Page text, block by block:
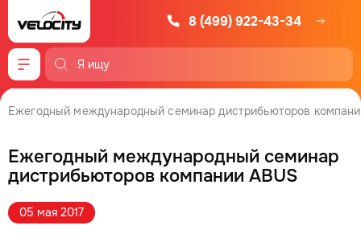
8 (499) 922-43-34
Меню
Ежегодный международный семинар дистрибьюторов
Ежегодный международный семинар
дистрибьюторов компании ABUS
05 мая 2017